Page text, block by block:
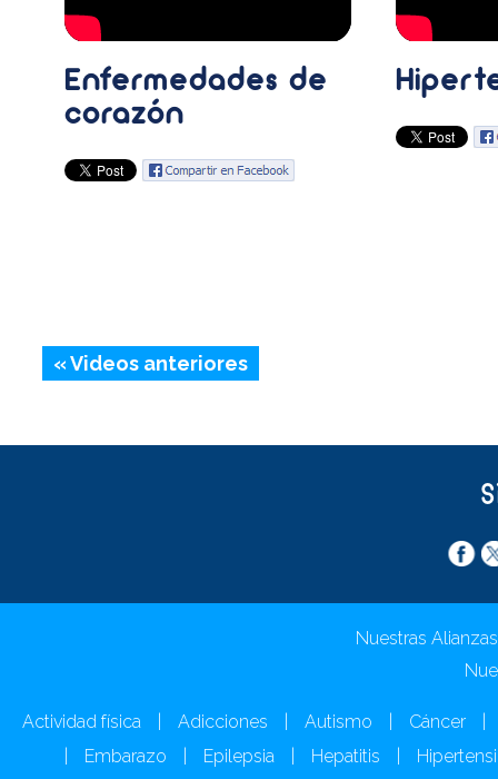
Enfermedades de
corazón
« Videos anteriores
Nuestras Alianzas
Actividad física Adicciones Autismo Cáncer
Embarazo Epilepsia Hepatitis